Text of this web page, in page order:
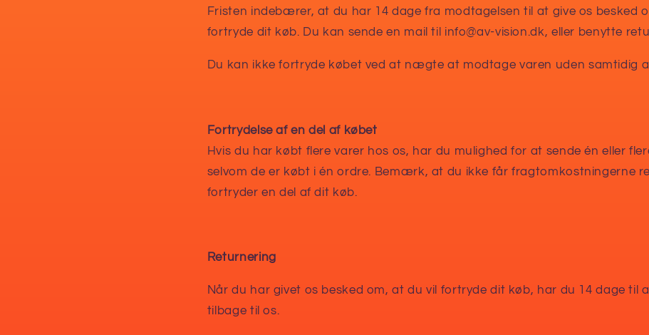
Fristen indebærer, at du har 14 dage fra modtagelsen til at give os besked
fortryde dit køb. Du kan sende en mail til info@av-vision.dk, eller benytte
Du kan ikke fortryde købet ved at nægte at modtage varen uden samtidig
Fortrydelse af en del af købet
Hvis du har købt flere varer hos os, har du mulighed for at sende én eller
selvom de er købt i én ordre. Bemærk, at du ikke får fragtomkostningerne
fortryder en del af dit køb.
Returnering
Når du har givet os besked om, at du vil fortryde dit køb, har du 14 dage til
tilbage til os.